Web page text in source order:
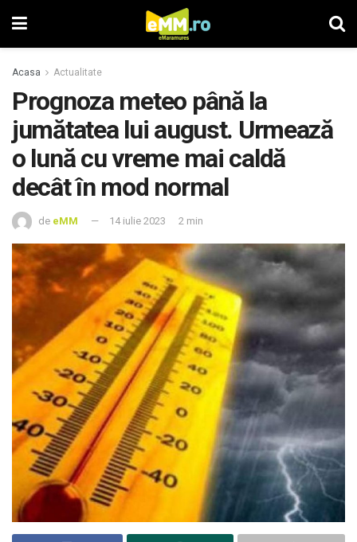
Acasa Actualitate
Prognoza meteo până la
jumătatea lui august. Urmează
o lună cu vreme mai caldă
decât în mod normal
de eMM 14 iulie 2023 2 min